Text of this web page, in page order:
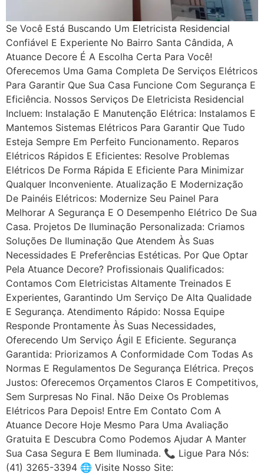
Se Você Está Buscando Um Eletricista Residencial
Confiável E Experiente No Bairro Santa Cândida, A
Atuance Decore É A Escolha Certa Para Você!
Oferecemos Uma Gama Completa De Serviços Elétricos
Para Garantir Que Sua Casa Funcione Com Segurança E
Eficiência. Nossos Serviços De Eletricista Residencial
Incluem: Instalação E Manutenção Elétrica: Instalamos E
Mantemos Sistemas Elétricos Para Garantir Que Tudo
Esteja Sempre Em Perfeito Funcionamento. Reparos
Elétricos Rápidos E Eficientes: Resolve Problemas
Elétricos De Forma Rápida E Eficiente Para Minimizar
Qualquer Inconveniente. Atualização E Modernização
De Painéis Elétricos: Modernize Seu Painel Para
Melhorar A Segurança E O Desempenho Elétrico De Sua
Casa. Projetos De Iluminação Personalizada: Criamos
Soluções De Iluminação Que Atendem Às Suas
Necessidades E Preferências Estéticas. Por Que Optar
Pela Atuance Decore? Profissionais Qualificados:
Contamos Com Eletricistas Altamente Treinados E
Experientes, Garantindo Um Serviço De Alta Qualidade
E Segurança. Atendimento Rápido: Nossa Equipe
Responde Prontamente Às Suas Necessidades,
Oferecendo Um Serviço Ágil E Eficiente. Segurança
Garantida: Priorizamos A Conformidade Com Todas As
Normas E Regulamentos De Segurança Elétrica. Preços
Justos: Oferecemos Orçamentos Claros E Competitivos,
Sem Surpresas No Final. Não Deixe Os Problemas
Elétricos Para Depois! Entre Em Contato Com A
Atuance Decore Hoje Mesmo Para Uma Avaliação
Gratuita E Descubra Como Podemos Ajudar A Manter
Sua Casa Segura E Bem Iluminada. 📞 Ligue Para Nós:
(41) 3265-3394 🌐 Visite Nosso Site: